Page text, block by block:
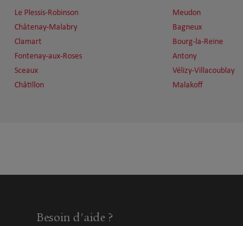
7 Fd Assurance Finance
12 Rue Du General De Gaulle
Le Plessis-Robinson
Châtenay-Malabry
Clamart
Fontenay-aux-Roses
Sceaux
Châtillon
Meudon
Bagneux
Bourg-la-Reine
Antony
Vélizy-Villacoublay
Malakoff
Besoin d'aide ?